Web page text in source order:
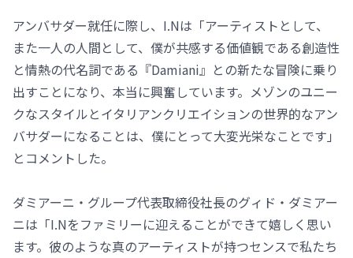
アンバサダー就任に際し、I.Nは「アーティストとして、
また一人の人間として、僕が共感する価値観である創造性
と情熱の代名詞である『Damiani』との新たな冒険に乗り
出すことになり、本当に興奮しています。メゾンのユニー
クなスタイルとイタリアンクリエイションの世界的なアン
バサダーになることは、僕にとって大変光栄なことです」
とコメントした。
ダミアーニ・グループ代表取締役社長のグィド・ダミアー
ニは「I.Nをファミリーに迎えることができて嬉しく思い
ます。彼のような真のアーティストが持つセンスで私たち